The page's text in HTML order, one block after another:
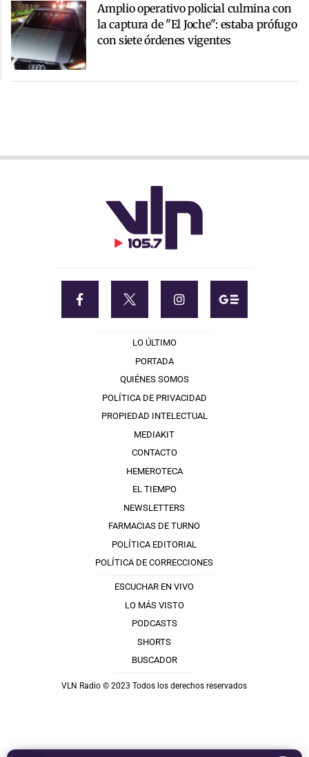
Amplio operativo policial culmina con
la captura de "El Joche": estaba prófugo
con siete órdenes vigentes
LO ÚLTIMO
PORTADA
QUIÉNES SOMOS
POLÍTICA DE PRIVACIDAD
PROPIEDAD INTELECTUAL
MEDIAKIT
CONTACTO
HEMEROTECA
EL TIEMPO
NEWSLETTERS
FARMACIAS DE TURNO
POLÍTICA EDITORIAL
POLÍTICA DE CORRECCIONES
ESCUCHAR EN VIVO
LO MÁS VISTO
PODCASTS
SHORTS
BUSCADOR
VLN Radio © 2023 Todos los derechos reservados